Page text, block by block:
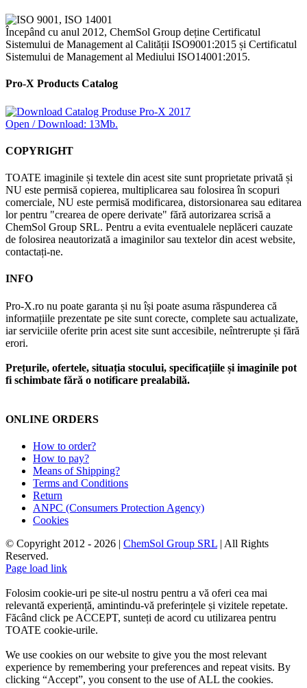
Începând cu anul 2012, ChemSol Group deține Certificatul
Sistemului de Management al Calității ISO9001:2015 și Certificatul
Sistemului de Management al Mediului ISO14001:2015.
Pro-X Products Catalog
Open / Download: 13Mb.
COPYRIGHT
TOATE imaginile și textele din acest site sunt proprietate privată și
NU este permisă copierea, multiplicarea sau folosirea în scopuri
comerciale, NU este permisă modificarea, distorsionarea sau editarea
lor pentru "crearea de opere derivate" fără autorizarea scrisă a
ChemSol Group SRL. Pentru a evita eventualele neplăceri cauzate
de folosirea neautorizată a imaginilor sau textelor din acest website,
contactați-ne.
INFO
Pro-X.ro nu poate garanta și nu își poate asuma răspunderea că
informațiile prezentate pe site sunt corecte, complete sau actualizate,
iar serviciile oferite prin acest site sunt accesibile, neîntrerupte și fără
erori.
Prețurile, ofertele, situația stocului, specificațiile și imaginile pot
fi schimbate fără o notificare prealabilă.
ONLINE ORDERS
How to order?
How to pay?
Means of Shipping?
Terms and Conditions
Return
ANPC (Consumers Protection Agency)
Cookies
© Copyright 2012 - 2026 | ChemSol Group SRL | All Rights
Reserved.
Page load link
Folosim cookie-uri pe site-ul nostru pentru a vă oferi cea mai
relevantă experiență, amintindu-vă preferințele și vizitele repetate.
Făcând click pe ACCEPT, sunteți de acord cu utilizarea pentru
TOATE cookie-urile.
We use cookies on our website to give you the most relevant
experience by remembering your preferences and repeat visits. By
clicking “Accept”, you consent to the use of ALL the cookies.